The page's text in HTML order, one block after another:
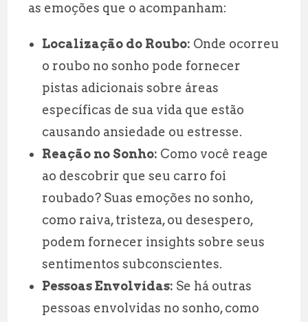
as emoções que o acompanham:
Localização do Roubo: Onde ocorreu
o roubo no sonho pode fornecer
pistas adicionais sobre áreas
específicas de sua vida que estão
causando ansiedade ou estresse.
Reação no Sonho: Como você reage
ao descobrir que seu carro foi
roubado? Suas emoções no sonho,
como raiva, tristeza, ou desespero,
podem fornecer insights sobre seus
sentimentos subconscientes.
Pessoas Envolvidas: Se há outras
pessoas envolvidas no sonho, como